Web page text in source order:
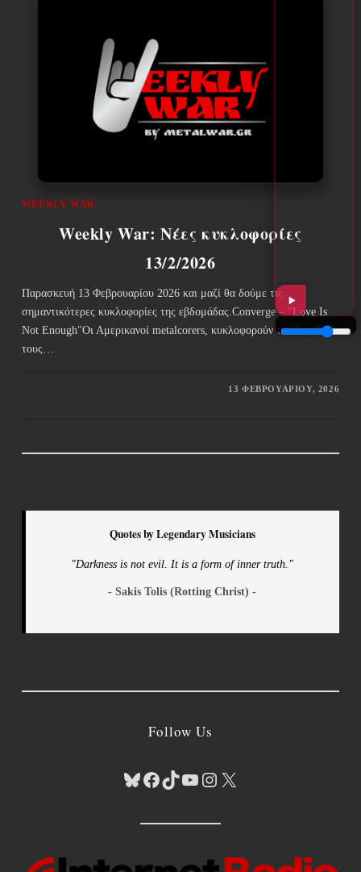
WEEKLY WAR
Weekly War: Νέες κυκλοφορίες
13/2/2026
Παρασκευή 13 Φεβρουαρίου 2026 και μαζί θα δούμε τις
σημαντικότερες κυκλοφορίες της εβδομάδας.Converge – "Love Is
Not Enough"Οι Αμερικανοί metalcorers, κυκλοφορούν το 11ο album
τους…
13 ΦΕΒΡΟΥΑΡΊΟΥ, 2026
Quotes by Legendary Musicians
"Darkness is not evil. It is a form of inner truth."
- Sakis Tolis (Rotting Christ) -
Follow Us